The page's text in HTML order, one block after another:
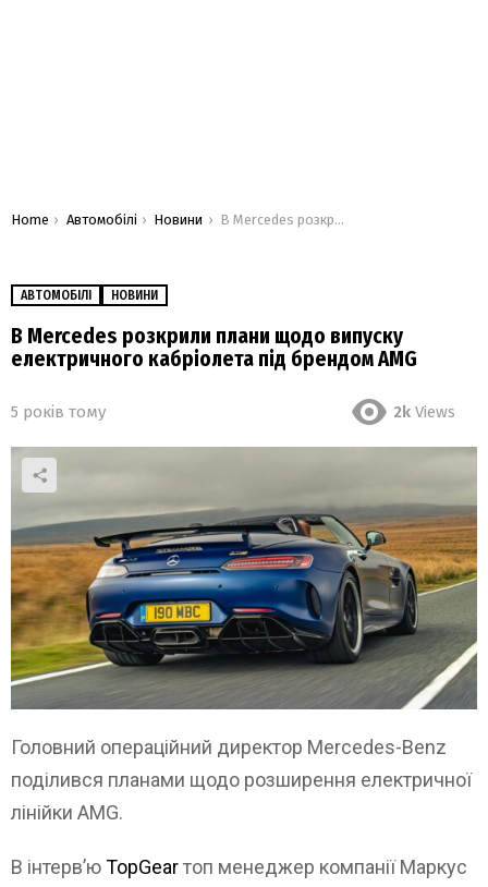
You are here:
Home Автомобілі Новини В Mercedes розкрили плани щодо випуску електричного кабріолета під брендом AMG
АВТОМОБІЛІ НОВИНИ
В Mercedes розкрили плани щодо випуску
електричного кабріолета під брендом AMG
5 років тому 2k Views
Головний операційний директор Mercedes-Benz
поділився планами щодо розширення електричної
лінійки AMG.
В інтерв’юTopGearтоп менеджер компанії Маркус